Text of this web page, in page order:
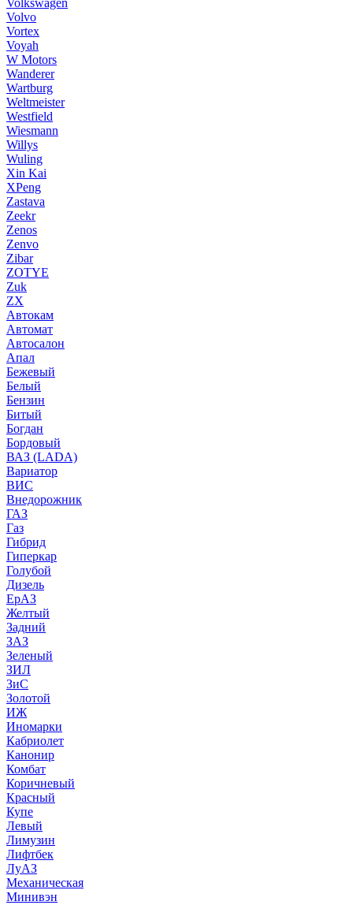
Volvo
Vortex
Voyah
W Motors
Wanderer
Wartburg
Weltmeister
Westfield
Wiesmann
Willys
Wuling
Xin Kai
XPeng
Zastava
Zeekr
Zenos
Zenvo
Zibar
ZOTYE
Zuk
ZX
Автокам
Автомат
Автосалон
Апал
Бежевый
Белый
Бензин
Битый
Богдан
Бордовый
ВАЗ (LADA)
Вариатор
ВИС
Внедорожник
ГАЗ
Газ
Гибрид
Гиперкар
Голубой
Дизель
ЕрАЗ
Желтый
Задний
ЗАЗ
Зеленый
ЗИЛ
ЗиС
Золотой
ИЖ
Иномарки
Кабриолет
Канонир
Комбат
Коричневый
Красный
Купе
Левый
Лимузин
Лифтбек
ЛуАЗ
Механическая
Минивэн